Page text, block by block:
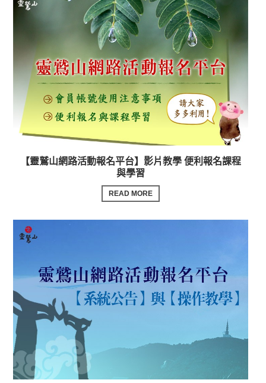
【靈鷲山網路活動報名平台】影片教學 便利報名課程
與學習
READ MORE